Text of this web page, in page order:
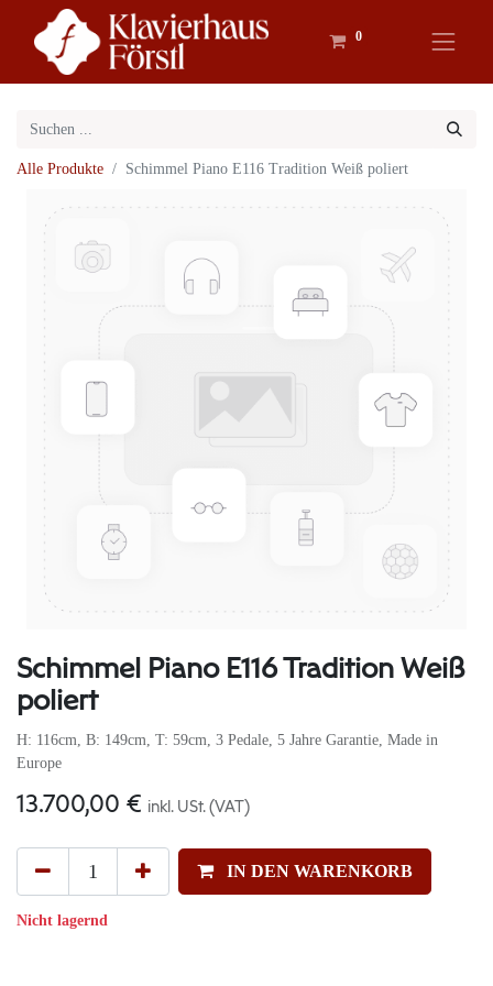
0
Alle Produkte Schimmel Piano E116 Tradition Weiß poliert
Schimmel Piano E116 Tradition Weiß
poliert
H: 116cm, B: 149cm, T: 59cm, 3 Pedale, 5 Jahre Garantie, Made in
Europe
13.700,00 € inkl. USt. (VAT)
IN DEN WARENKORB
Nicht lagernd